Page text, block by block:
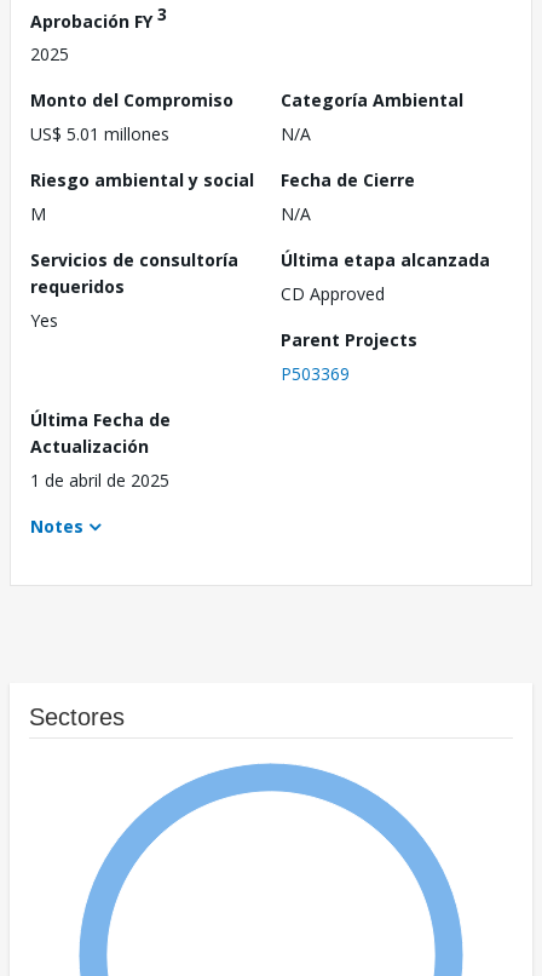
Aprobación FY3
2025
Monto del Compromiso
US$ 5.01 millones
Categoría Ambiental
N/A
Riesgo ambiental y social
M
Fecha de Cierre
N/A
Servicios de consultoría
requeridos
Yes
Última etapa alcanzada
CD Approved
Parent Projects
P503369
Última Fecha de
Actualización
1 de abril de 2025
Notes
Sectores